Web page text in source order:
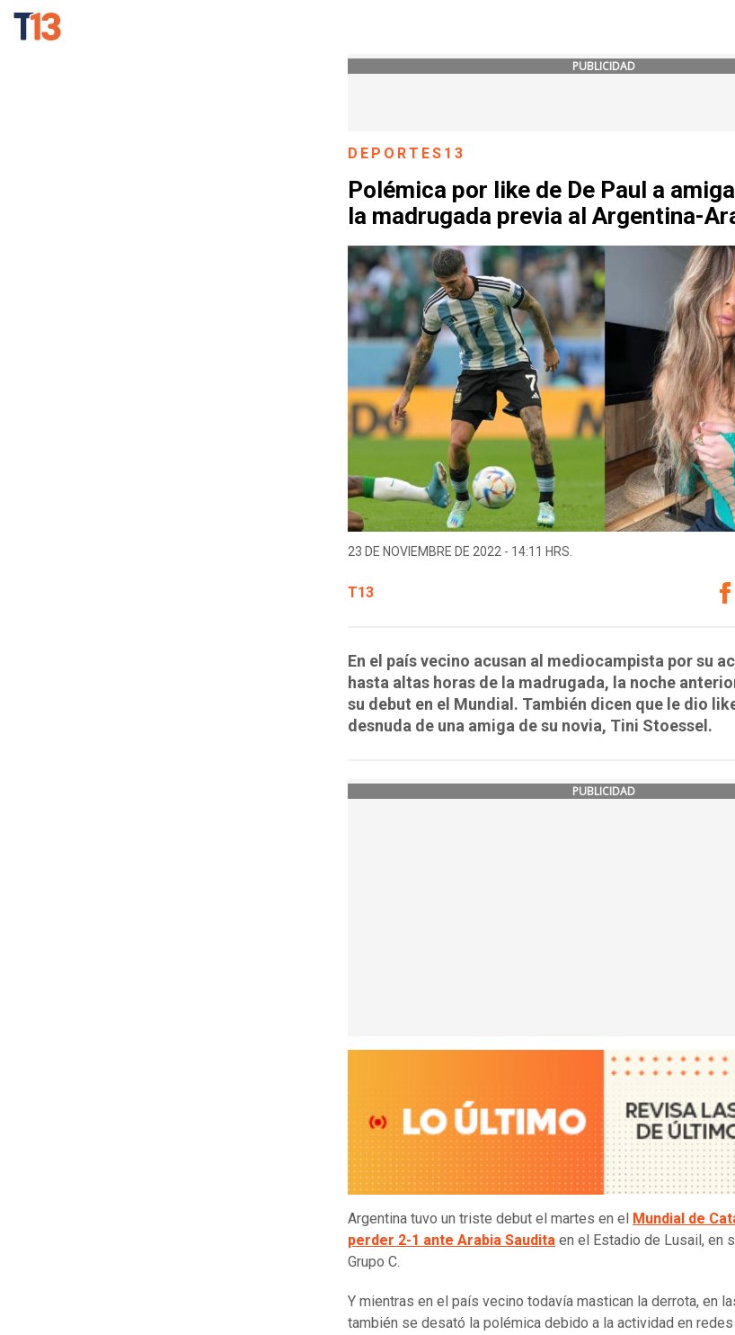
PUBLICIDAD
DEPORTES13
Polémica por like de De Paul a
la madrugada previa al Argentina-
23 DE NOVIEMBRE DE 2022 - 14:11 HRS.
T13
En el país vecino acusan al mediocampista por su
hasta altas horas de la madrugada, la noche
su debut en el Mundial. También dicen que le dio
desnuda de una amiga de su novia, Tini Stoessel.
PUBLICIDAD
Argentina tuvo un triste debut el martes en el Mundial de
perder 2-1 ante Arabia Saudita en el Estadio de Lusail, en
Grupo C.
Y mientras en el país vecino todavía mastican la derrota, en
también se desató la polémica debido a la actividad en